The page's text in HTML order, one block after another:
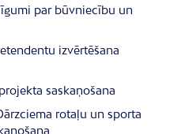
par būvniecību un
izvērtēšana
saskaņošana
rotaļu un sporta